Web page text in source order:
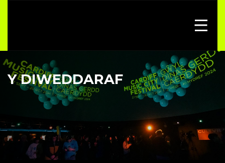
Y DIWEDDARAF